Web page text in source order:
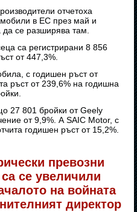
отчетоха
в ЕС през май и
се разширява там.
са регистрирани 8 856
от 447,3%.
с годишен ръст от
ръст от 239,6% на годишна
27 801 бройки от Geely
от 9,9%. А SAIC Motor, с
годишен ръст от 15,2%.
превозни
се увеличили
на войната
директор